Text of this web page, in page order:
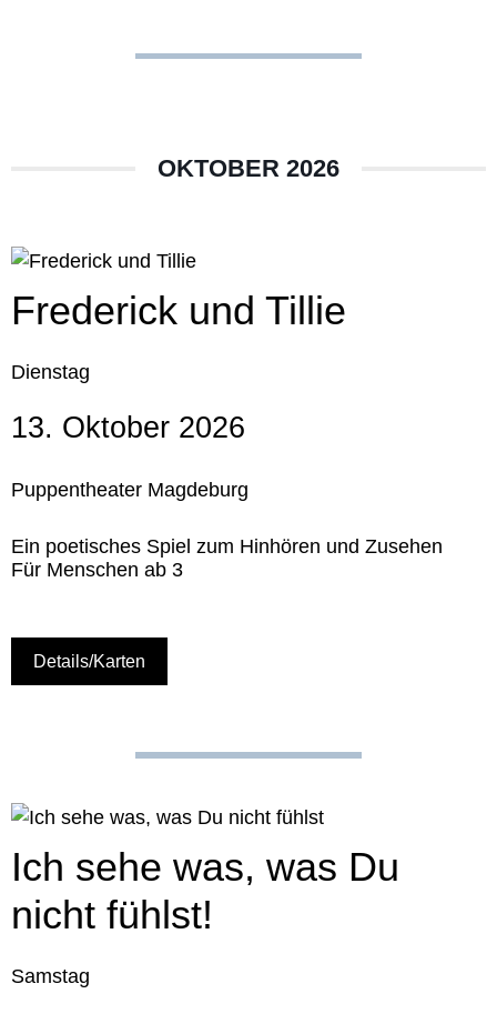
OKTOBER 2026
Frederick und Tillie
Dienstag
13. Oktober 2026
Puppentheater Magdeburg
Ein poetisches Spiel zum Hinhören und Zusehen
Für Menschen ab 3
Details/Karten
Ich sehe was, was Du
nicht fühlst!
Samstag